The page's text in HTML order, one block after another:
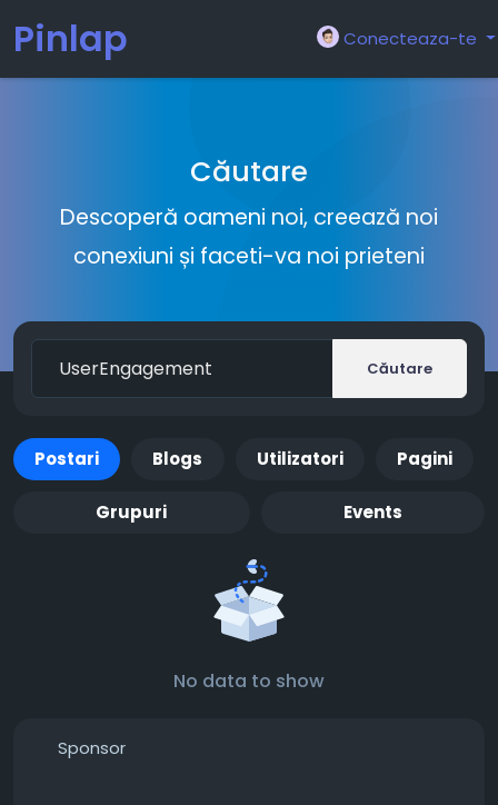
Pinlap Conecteaza-te
Căutare
Descoperă oameni noi, creează noi
conexiuni și faceti-va noi prieteni
Căutare
Postari Blogs Utilizatori Pagini
Grupuri Events
No data to show
Sponsor